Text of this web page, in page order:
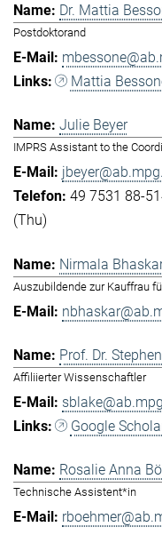
Dr. Mattia
Postdoktorand
Mattia
Julie Beyer
IMPRS Assistant to the
49 7531 88-
(Thu)
Nirmala
Auszubildende zur Kauffrau
Prof. Dr.
Affiliierter Wissenschaftler
Google
Rosalie Anna
Technische Assistent*in